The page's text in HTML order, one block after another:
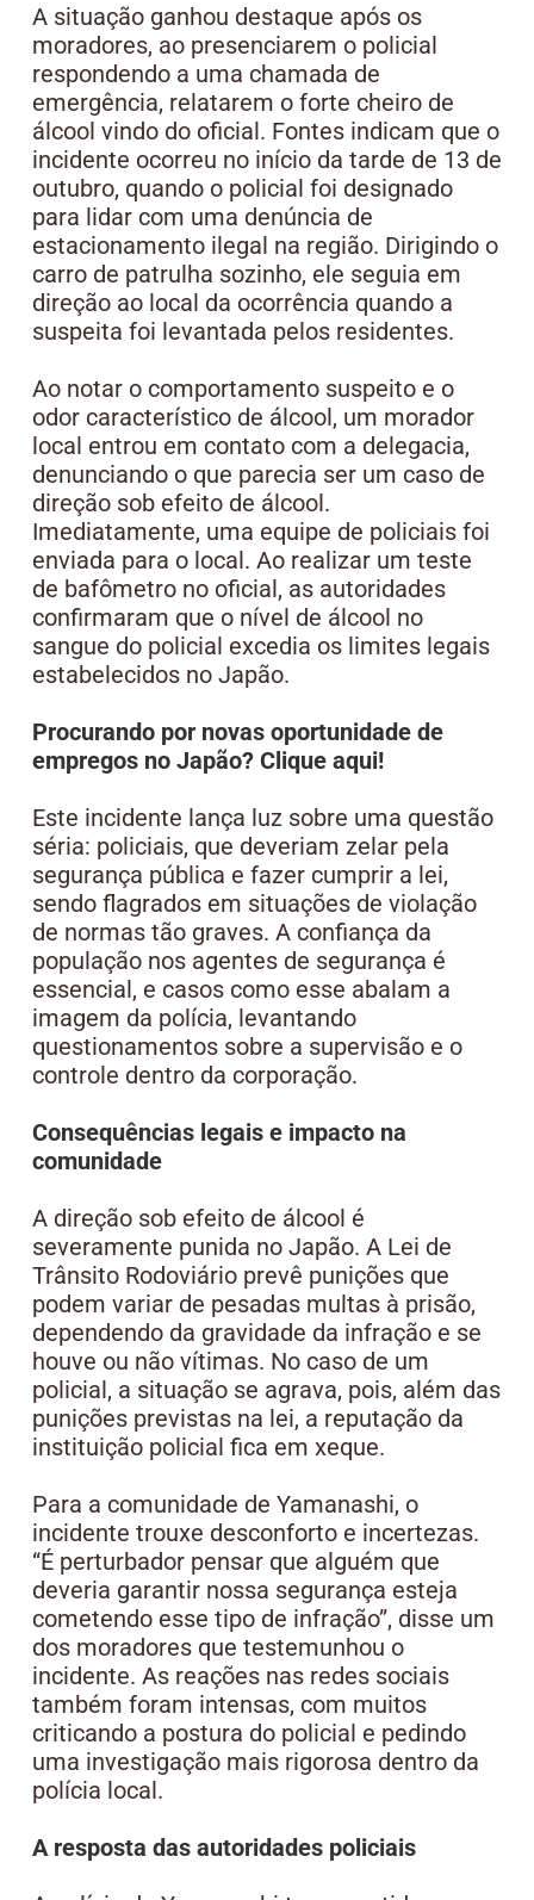
A situação ganhou destaque após os
moradores, ao presenciarem o policial
respondendo a uma chamada de
emergência, relatarem o forte cheiro de
álcool vindo do oficial. Fontes indicam que o
incidente ocorreu no início da tarde de 13 de
outubro, quando o policial foi designado
para lidar com uma denúncia de
estacionamento ilegal na região. Dirigindo o
carro de patrulha sozinho, ele seguia em
direção ao local da ocorrência quando a
suspeita foi levantada pelos residentes.
Ao notar o comportamento suspeito e o
odor característico de álcool, um morador
local entrou em contato com a delegacia,
denunciando o que parecia ser um caso de
direção sob efeito de álcool.
Imediatamente, uma equipe de policiais foi
enviada para o local. Ao realizar um teste
de bafômetro no oficial, as autoridades
confirmaram que o nível de álcool no
sangue do policial excedia os limites legais
estabelecidos no Japão.
Procurando por novas oportunidade de
empregos no Japão? Clique aqui!
Este incidente lança luz sobre uma questão
séria: policiais, que deveriam zelar pela
segurança pública e fazer cumprir a lei,
sendo flagrados em situações de violação
de normas tão graves. A confiança da
população nos agentes de segurança é
essencial, e casos como esse abalam a
imagem da polícia, levantando
questionamentos sobre a supervisão e o
controle dentro da corporação.
Consequências legais e impacto na
comunidade
A direção sob efeito de álcool é
severamente punida no Japão. A Lei de
Trânsito Rodoviário prevê punições que
podem variar de pesadas multas à prisão,
dependendo da gravidade da infração e se
houve ou não vítimas. No caso de um
policial, a situação se agrava, pois, além das
punições previstas na lei, a reputação da
instituição policial fica em xeque.
Para a comunidade de Yamanashi, o
incidente trouxe desconforto e incertezas.
“É perturbador pensar que alguém que
deveria garantir nossa segurança esteja
cometendo esse tipo de infração”, disse um
dos moradores que testemunhou o
incidente. As reações nas redes sociais
também foram intensas, com muitos
criticando a postura do policial e pedindo
uma investigação mais rigorosa dentro da
polícia local.
A resposta das autoridades policiais